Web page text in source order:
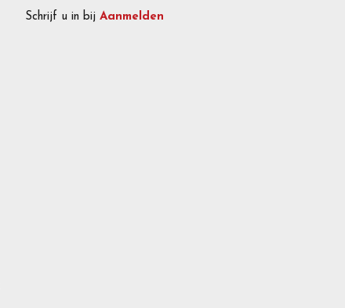
Schrijf u in bij Aanmelden